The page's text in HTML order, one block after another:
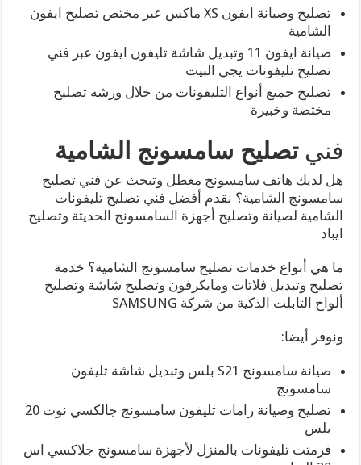
تصليح وصيانة ايفون XS ماكس عبر مختص تصليح ايفون
الشامية
صيانة ايفون 11 وتبديل شاشة تليفون ايفون عبر فني
تصليح تليفونات يجي البيت
تصليح جميع أنواع التليفونات من خلال ورشه تصليح
مختصة وخبيرة
فنيتصليح سامسونج الشامية
هل لديك هاتف سامسونج معطل وتبحث عن فني تصليح
سامسونج الشامية؟ نقدم أفضل فني تصليح تليفونات
الشامية لصيانة وتصليح أجهزة السامسونج الحديثة وتصليح
ايباد
ما هي أنواع خدمات تصليح سامسونج الشامية؟ خدمة
تصليح وتبديل فلاتات ومايكرفون وتصليح شاشة وتصليح
ألواح التابلت الذكية من شركة SAMSUNG
ونوفر أيضا:
صيانة سامسونج S21 بلس وتبديل شاشة تليفون
سامسونج
تصليح وصيانة رامات تليفون سامسونج جالكسي نوت 20
بلس
فرمتت تليفونات بالمنزل لأجهزة سامسونج جلاكسي اس